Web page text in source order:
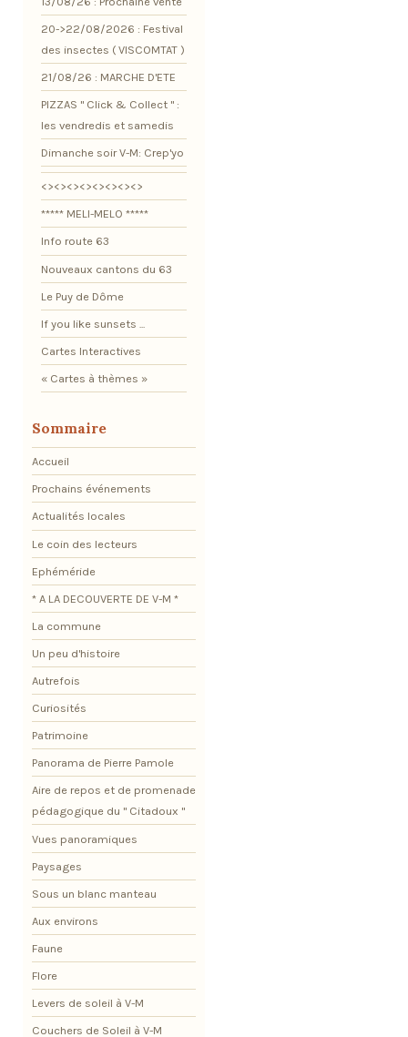
20->22/08/2026 : Festival
des insectes ( VISCOMTAT )
21/08/26 : MARCHE D'ETE
PIZZAS " Click & Collect " :
les vendredis et samedis
Dimanche soir V-M: Crep'yo
<><><><><><><><>
***** MELI-MELO *****
Info route 63
Nouveaux cantons du 63
Le Puy de Dôme
If you like sunsets ...
Cartes Interactives
« Cartes à thèmes »
Sommaire
Accueil
Prochains événements
Actualités locales
Le coin des lecteurs
Ephéméride
* A LA DECOUVERTE DE V-M *
La commune
Un peu d'histoire
Autrefois
Curiosités
Patrimoine
Panorama de Pierre Pamole
Aire de repos et de promenade
pédagogique du " Citadoux "
Vues panoramiques
Paysages
Sous un blanc manteau
Aux environs
Faune
Flore
Levers de soleil à V-M
Couchers de Soleil à V-M